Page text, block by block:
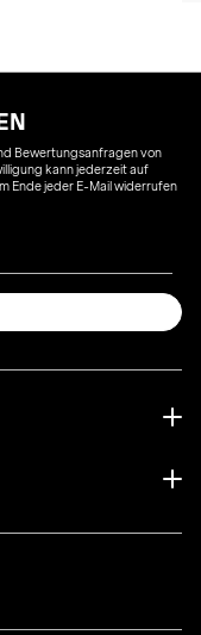
Bewertungsanfragen von
kann jederzeit auf
Ende jeder E-Mail widerrufen